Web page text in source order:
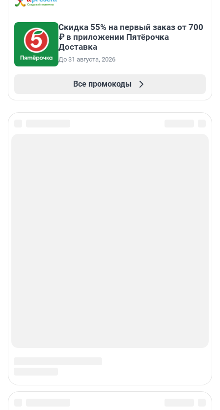
Скидка 55% на первый заказ от 700
₽ в приложении Пятёрочка
Доставка
До 31 августа, 2026
Все промокоды